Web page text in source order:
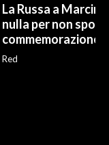
La Russa a
nulla per non
commemorazione
Red